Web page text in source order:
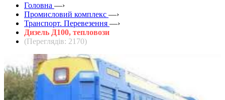
Головна —›
Промисловий комплекс —›
Транспорт. Перевезення —›
Дизель Д100, тепловози
(Переглядів: 2170)